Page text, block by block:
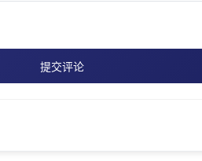
提交评论